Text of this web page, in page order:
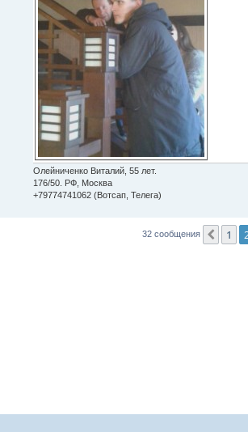
Олейниченко Виталий, 55 лет.
176/50. РФ, Москва
+79774741062 (Вотсап, Телега)
32 сообщения 1